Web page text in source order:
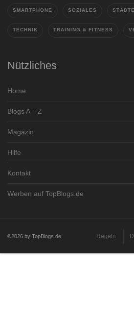
SMARTPHONE SOZIALES
TECHNIK TRAINING & FITNESS
Nützliches
Home
Blogs A – Z
Magazin
Hilfe
Kontakt
Werben auf TopBlogs.de
©2026 by TopBlogs.de Regeln